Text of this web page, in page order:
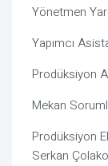
Yönetmen
Yapımcı
Prodüksiyon
Mekan
Prodüksiyon
Serkan